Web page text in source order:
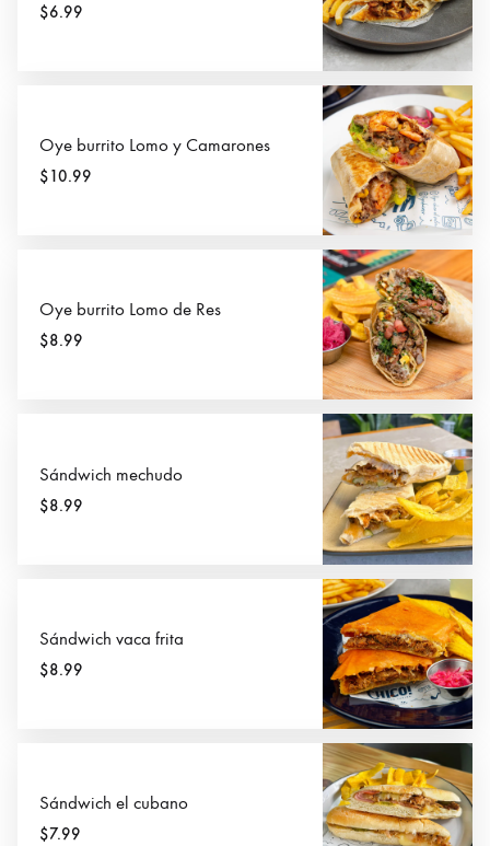
$6.99
Oye burrito Lomo y Camarones
$10.99
Oye burrito Lomo de Res
$8.99
Sándwich mechudo
$8.99
Sándwich vaca frita
$8.99
Sándwich el cubano
$7.99